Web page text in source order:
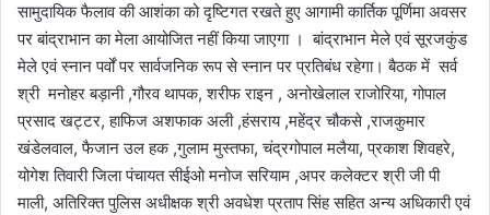
सामुदायिक फैलाव की आशंका को दृष्टिगत रखते हुए आगामी कार्तिक पूर्णिमा अवसर
पर बांद्राभान का मेला आयोजित नहीं किया जाएगा । बांद्राभान मेले एवं सूरजकुंड
मेले एवं स्नान पर्वों पर सार्वजनिक रूप से स्नान पर प्रतिबंध रहेगा। बैठक में सर्व
श्री मनोहर बड़ानी ,गौरव थापक, शरीफ राइन , अनोखेलाल राजोरिया, गोपाल
प्रसाद खट्टर, हाफिज अशफाक अली ,हंसराय ,महेंद्र चौकसे ,राजकुमार
खंडेलवाल, फैजान उल हक ,गुलाम मुस्तफा, चंद्रगोपाल मलैया, प्रकाश शिवहरे,
योगेश तिवारी जिला पंचायत सीईओ मनोज सरियाम ,अपर कलेक्टर श्री जी पी
माली, अतिरिक्त पुलिस अधीक्षक श्री अवधेश प्रताप सिंह सहित अन्य अधिकारी एवं